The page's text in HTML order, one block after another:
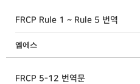
FRCP Rule 1 ~ Rule 5 번역
엠에스
FRCP 5-12 번역문